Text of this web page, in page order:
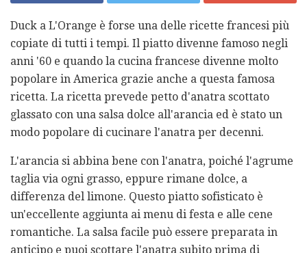
Duck a L'Orange è forse una delle ricette francesi più
copiate di tutti i tempi. Il piatto divenne famoso negli
anni '60 e quando la cucina francese divenne molto
popolare in America grazie anche a questa famosa
ricetta. La ricetta prevede petto d'anatra scottato
glassato con una salsa dolce all'arancia ed è stato un
modo popolare di cucinare l'anatra per decenni.
L'arancia si abbina bene con l'anatra, poiché l'agrume
taglia via ogni grasso, eppure rimane dolce, a
differenza del limone. Questo piatto sofisticato è
un'eccellente aggiunta ai menu di festa e alle cene
romantiche. La salsa facile può essere preparata in
anticipo e puoi scottare l'anatra subito prima di